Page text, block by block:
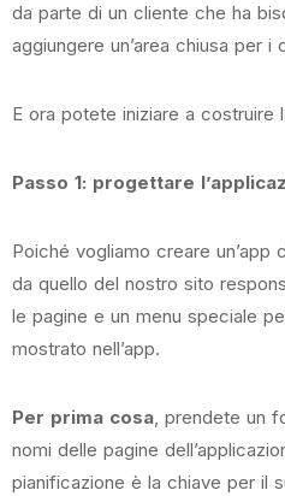
da parte di un cliente che ha
aggiungere un’area chiusa per i
E ora potete iniziare a costruire
Passo 1: progettare
Poiché vogliamo creare
da quello del nostro sito
le pagine e un menu speciale
mostrato nell’app.
Per prima cosa, prendete un
nomi delle pagine
pianificazione è la chiave per il